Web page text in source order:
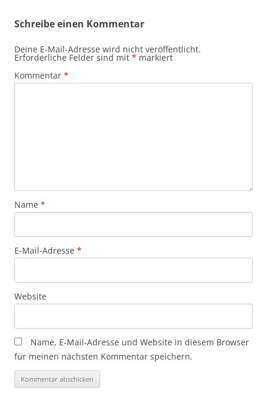
Schreibe einen Kommentar
Deine E-Mail-Adresse wird nicht veröffentlicht.
Erforderliche Felder sind mit * markiert
Kommentar *
Name *
E-Mail-Adresse *
Website
Name, E-Mail-Adresse und Website in diesem Browser
für meinen nächsten Kommentar speichern.